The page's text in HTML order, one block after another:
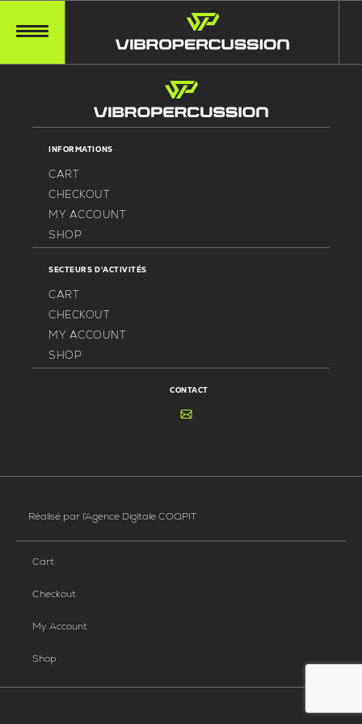
INFORMATIONS
CART
CHECKOUT
MY ACCOUNT
SHOP
SECTEURS D'ACTIVITÉS
CART
CHECKOUT
MY ACCOUNT
SHOP
CONTACT
Réalisé par l’Agence Digitale COQPIT
Cart
Checkout
My Account
Shop